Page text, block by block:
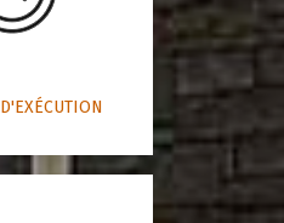
D'EXÉCUTION